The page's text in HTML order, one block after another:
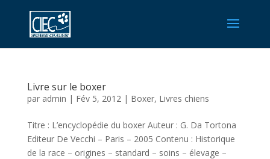
Livre sur le boxer
par admin | Fév 5, 2012| Boxer, Livres chiens
Titre : L’encyclopédie du boxer Auteur : G. Da Tortona
Editeur De Vecchi – Paris – 2005 Contenu : Historique
de la race – origines – standard – soins – élevage –